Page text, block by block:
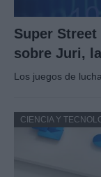
Super
sobre Juri,
Los juegos de
CIENCIA Y